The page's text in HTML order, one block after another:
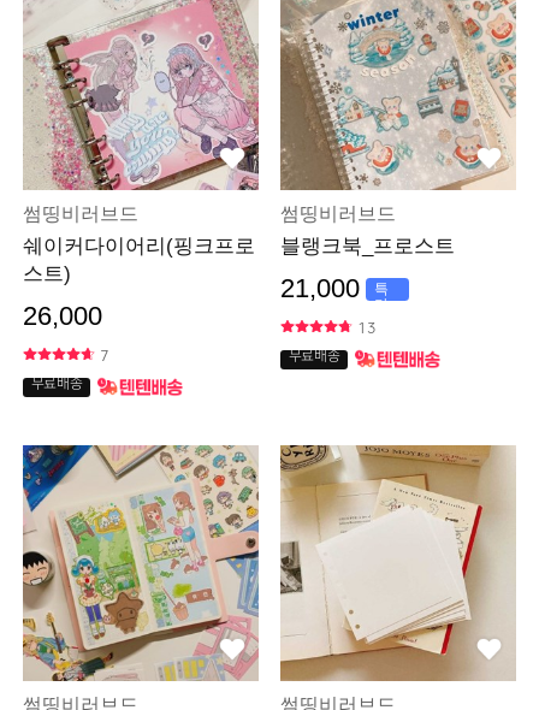
썸띵비러브드
쉐이커다이어리(핑크프로
스트)
26,000
7
무료배송
썸띵비러브드
블랭크북_프로스트
21,000
특
가
13
무료배송
썸띵비러브드 썸띵비러브드